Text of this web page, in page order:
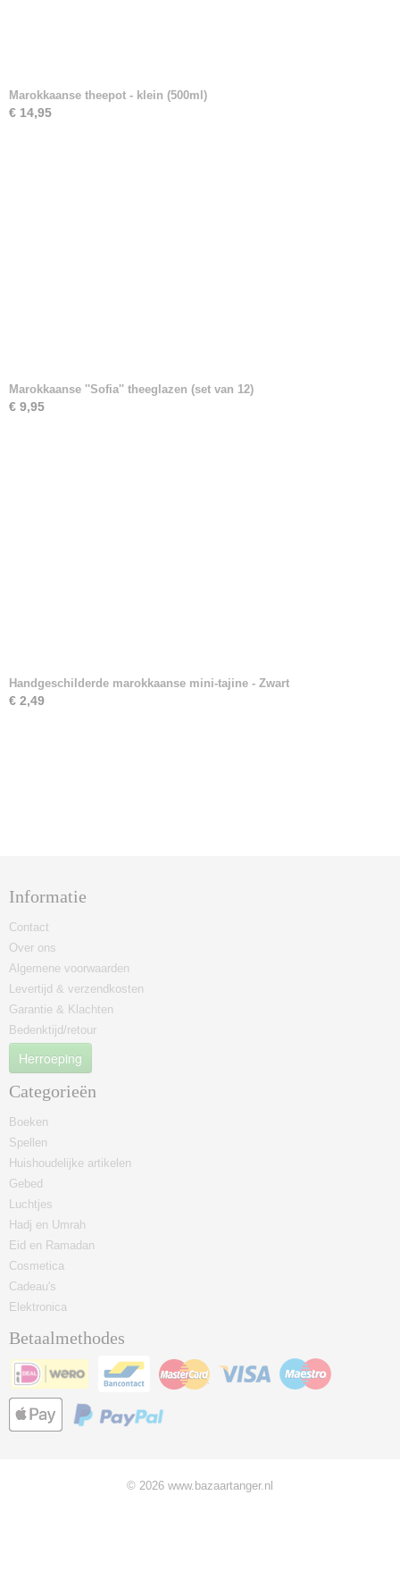
Marokkaanse theepot - klein (500ml)
€ 14,95
Marokkaanse ''Sofia'' theeglazen (set van 12)
€ 9,95
Handgeschilderde marokkaanse mini-tajine - Zwart
€ 2,49
Informatie
Contact
Over ons
Algemene voorwaarden
Levertijd & verzendkosten
Garantie & Klachten
Bedenktijd/retour
Herroeping
Categorieën
Boeken
Spellen
Huishoudelijke artikelen
Gebed
Luchtjes
Hadj en Umrah
Eid en Ramadan
Cosmetica
Cadeau's
Elektronica
Betaalmethodes
© 2026 www.bazaartanger.nl